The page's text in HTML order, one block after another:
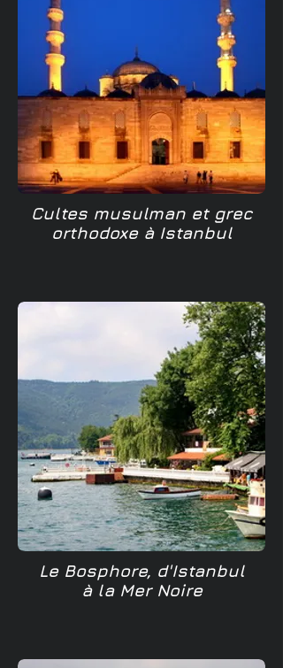
Cultes musulman et grec
orthodoxe à Istanbul
Le Bosphore, d'Istanbul
à la Mer Noire